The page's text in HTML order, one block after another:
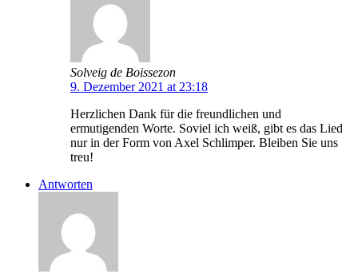
Solveig de Boissezon
9. Dezember 2021 at 23:18
Herzlichen Dank für die freundlichen und
ermutigenden Worte. Soviel ich weiß, gibt es das Lied
nur in der Form von Axel Schlimper. Bleiben Sie uns
treu!
Antworten